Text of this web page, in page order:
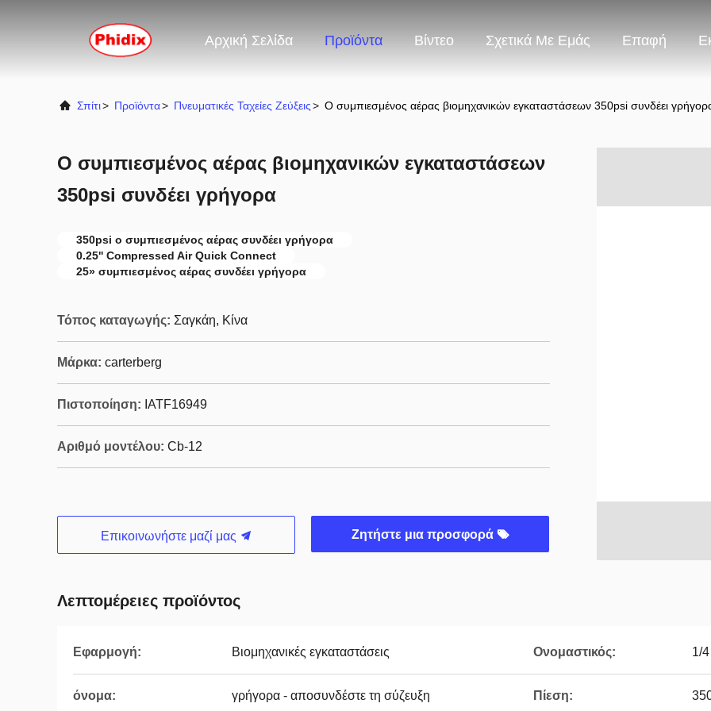
Αρχική Σελίδα Προϊόντα Βίντεο Σχετικά Με Εμάς Επαφή
Σπίτι> Προϊόντα> Πνευματικές Ταχείες Ζεύξεις> Ο συμπιεσμένος αέρας βιομηχανικών εγκαταστάσεων 350psi συνδέει
Ο συμπιεσμένος αέρας βιομηχανικών εγκαταστάσεων
350psi συνδέει γρήγορα
350psi ο συμπιεσμένος αέρας συνδέει γρήγορα
0.25'' Compressed Air Quick Connect
25» συμπιεσμένος αέρας συνδέει γρήγορα
Τόπος καταγωγής: Σαγκάη, Κίνα
Μάρκα: carterberg
Πιστοποίηση: IATF16949
Αριθμό μοντέλου: Cb-12
Επικοινωνήστε μαζί μας Ζητήστε μια προσφορά
Λεπτομέρειες προϊόντος
Εφαρμογή: Βιομηχανικές εγκαταστάσεις Ονομαστικός: 1/4
όνομα: γρήγορα - αποσυνδέστε τη σύζευξη Πίεση: